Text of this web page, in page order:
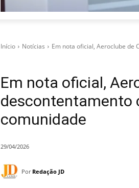
Início Notícias Em nota oficial, Aeroclube de
Em nota oficial,
descontentamento
comunidade
29/04/2026
Por Redação JD